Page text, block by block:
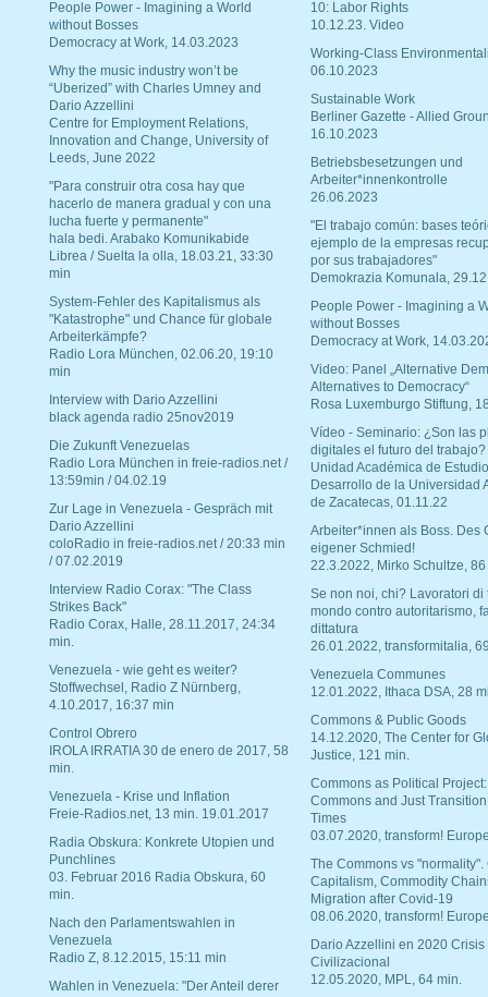
People Power - Imagining a World
without Bosses
Democracy at Work, 14.03.2023
Why the music industry won’t be
“Uberized” with Charles Umney and
Dario Azzellini
Centre for Employment Relations,
Innovation and Change, University of
Leeds, June 2022
"Para construir otra cosa hay que
hacerlo de manera gradual y con una
lucha fuerte y permanente"
hala bedi. Arabako Komunikabide
Librea / Suelta la olla, 18.03.21, 33:30
min
System-Fehler des Kapitalismus als
"Katastrophe" und Chance für globale
Arbeiterkämpfe?
Radio Lora München, 02.06.20, 19:10
min
Interview with Dario Azzellini
black agenda radio 25nov2019
Die Zukunft Venezuelas
Radio Lora München in freie-radios.net /
13:59min / 04.02.19
Zur Lage in Venezuela - Gespräch mit
Dario Azzellini
coloRadio in freie-radios.net / 20:33 min
/ 07.02.2019
Interview Radio Corax: "The Class
Strikes Back"
Radio Corax, Halle, 28.11.2017, 24:34
min.
Venezuela - wie geht es weiter?
Stoffwechsel, Radio Z Nürnberg,
4.10.2017, 16:37 min
Control Obrero
IROLA IRRATIA 30 de enero de 2017, 58
min.
Venezuela - Krise und Inflation
Freie-Radios.net, 13 min. 19.01.2017
Radia Obskura: Konkrete Utopien und
Punchlines
03. Februar 2016 Radia Obskura, 60
min.
Nach den Parlamentswahlen in
Venezuela
Radio Z, 8.12.2015, 15:11 min
Wahlen in Venezuela: "Der Anteil derer
10: Labor Rights
10.12.23. Video
Working-Class
06.10.2023
Sustainable Work
Berliner Gazette - Allied
16.10.2023
Betriebsbesetzungen und
Arbeiter*innenkontrolle
26.06.2023
"El trabajo común: bases
ejemplo de la empresas
por sus trabajadores"
Demokrazia Komunala,
People Power - Imagining a
without Bosses
Democracy at Work,
Video: Panel „Alternative
Alternatives to Democracy“
Rosa Luxemburgo Stiftung,
Vídeo - Seminario: ¿Son las
digitales el futuro del trabajo?
Unidad Académica de
Desarrollo de la Universidad
de Zacatecas, 01.11.22
Arbeiter*innen als Boss. Des
eigener Schmied!
22.3.2022, Mirko Schultze, 86
Se non noi, chi? Lavoratori di
mondo contro autoritarismo,
dittatura
26.01.2022, transformitalia,
Venezuela Communes
12.01.2022, Ithaca DSA, 28
Commons & Public Goods
14.12.2020, The Center for
Justice, 121 min.
Commons as Political Project:
Commons and Just
Times
03.07.2020, transform!
The Commons vs "normality".
Capitalism, Commodity
Migration after Covid-19
08.06.2020, transform!
Dario Azzellini en 2020 Crisis
Civilizacional
12.05.2020, MPL, 64 min.